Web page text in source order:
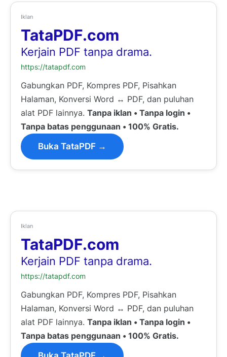
Iklan
TataPDF.com
Kerjain PDF tanpa drama.
https://tatapdf.com
Gabungkan PDF, Kompres PDF, Pisahkan
Halaman, Konversi Word ↔ PDF, dan puluhan
alat PDF lainnya. Tanpa iklan • Tanpa login •
Tanpa batas penggunaan • 100% Gratis.
Buka TataPDF →
Iklan
TataPDF.com
Kerjain PDF tanpa drama.
https://tatapdf.com
Gabungkan PDF, Kompres PDF, Pisahkan
Halaman, Konversi Word ↔ PDF, dan puluhan
alat PDF lainnya. Tanpa iklan • Tanpa login •
Tanpa batas penggunaan • 100% Gratis.